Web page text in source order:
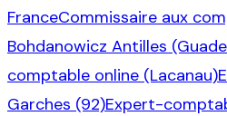
FranceCommissaire aux
Bohdanowicz Antilles
comptable online (Lacanau)
Garches (92)Expert-